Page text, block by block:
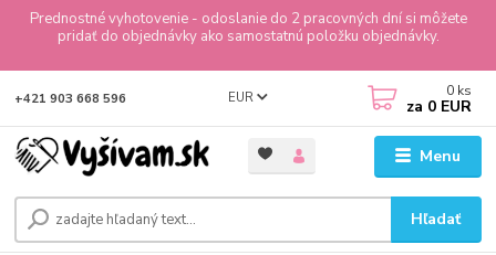
Prednostné vyhotovenie - odoslanie do 2 pracovných dní si môžete
pridať do objednávky ako samostatnú položku objednávky.
Menu
EUR
Hľadať
+421 903 668 596 0 ks
za 0 EUR